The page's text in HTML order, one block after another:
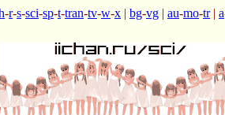
-r-s-sci-sp-t-tran-tv-w-x | bg-vg | au-mo-tr| a